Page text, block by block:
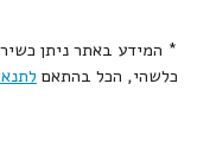
* המידע באתר ניתן
כלשהי, הכל בהתאם